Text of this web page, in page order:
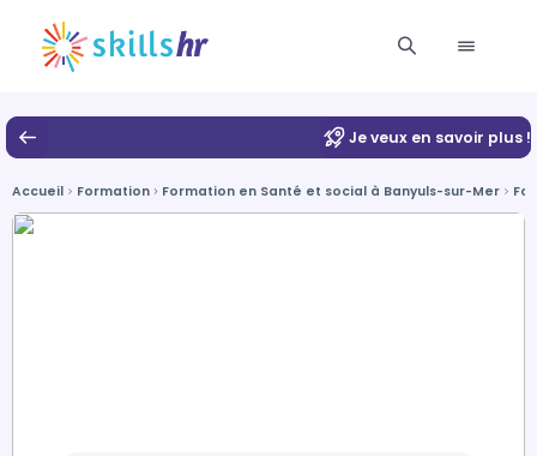
Je veux en savoir plus !
Accueil Formation Formation en Santé et social à Banyuls-sur-Mer